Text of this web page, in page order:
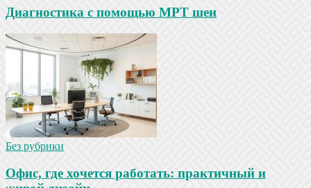
Диагностика с помощью МРТ шеи
Без рубрики
Офис, где хочется работать: практичный и